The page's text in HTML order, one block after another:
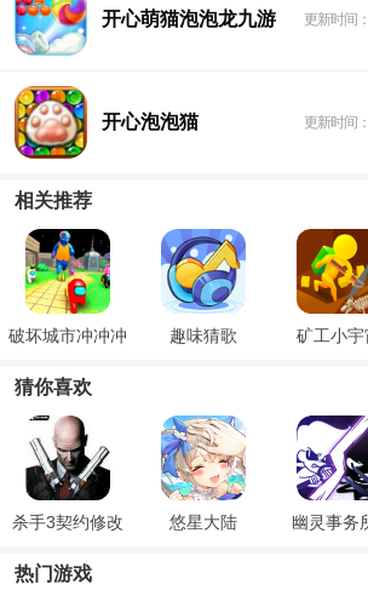
开心萌猫泡泡龙九游 更新时间：
开心泡泡猫 更新时间：
相关推荐
破坏城市冲冲冲 趣味猜歌 矿工小宇
猜你喜欢
杀手3契约修改
悠星大陆 幽灵事务
热门游戏